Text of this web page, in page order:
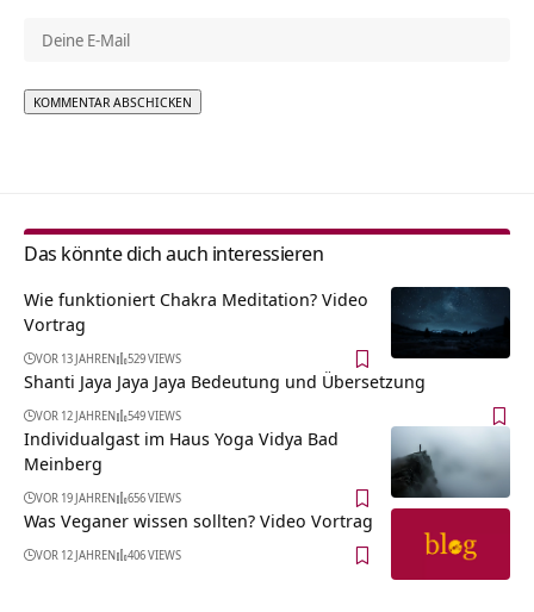
Das könnte dich auch interessieren
Wie funktioniert Chakra Meditation? Video
Vortrag
VOR 13 JAHREN 529 VIEWS
Shanti Jaya Jaya Jaya Bedeutung und Übersetzung
VOR 12 JAHREN 549 VIEWS
Individualgast im Haus Yoga Vidya Bad
Meinberg
VOR 19 JAHREN 656 VIEWS
Was Veganer wissen sollten? Video Vortrag
VOR 12 JAHREN 406 VIEWS